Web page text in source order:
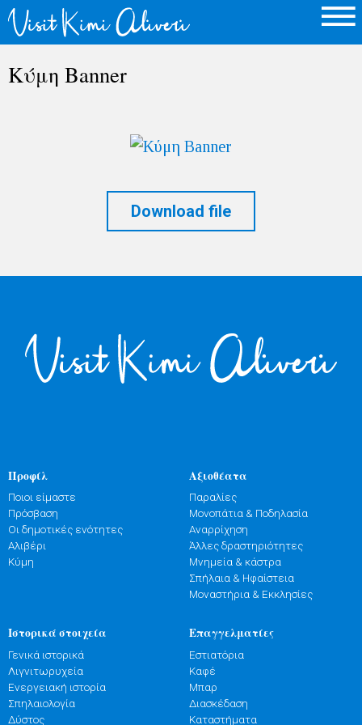
Κύμη Banner
Download file
Προφίλ
Ποιοι είμαστε
Πρόσβαση
Οι δημοτικές ενότητες
Αλιβέρι
Κύμη
Αξιοθέατα
Παραλίες
Μονοπάτια & Ποδηλασία
Αναρρίχηση
Άλλες δραστηριότητες
Μνημεία & κάστρα
Σπήλαια & Ηφαίστεια
Μοναστήρια & Εκκλησίες
Ιστορικά στοιχεία
Γενικά ιστορικά
Λιγνιτωρυχεία
Ενεργειακή ιστορία
Σπηλαιολογία
Δύστος
Επαγγελματίες
Εστιατόρια
Καφέ
Μπαρ
Διασκέδαση
Καταστήματα